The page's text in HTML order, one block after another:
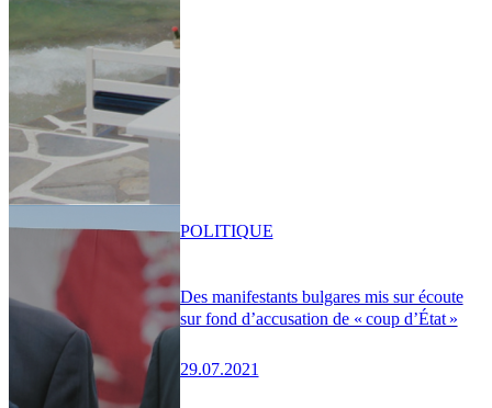
Des manifestants bulgares mis sur écoute
sur fond d’accusation de « coup d’État »
29.07.2021
POLITIQUE